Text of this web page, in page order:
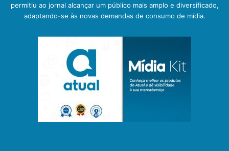
permitiu ao jornal alcançar um público mais amplo e diversificado,
adaptando-se às novas demandas de consumo de mídia.